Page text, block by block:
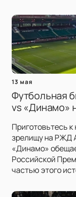
13 мая
Футбольная
vs «Динамо»
Приготовьтесь
зрелищу на РЖД
«Динамо»
Российской
частью этого